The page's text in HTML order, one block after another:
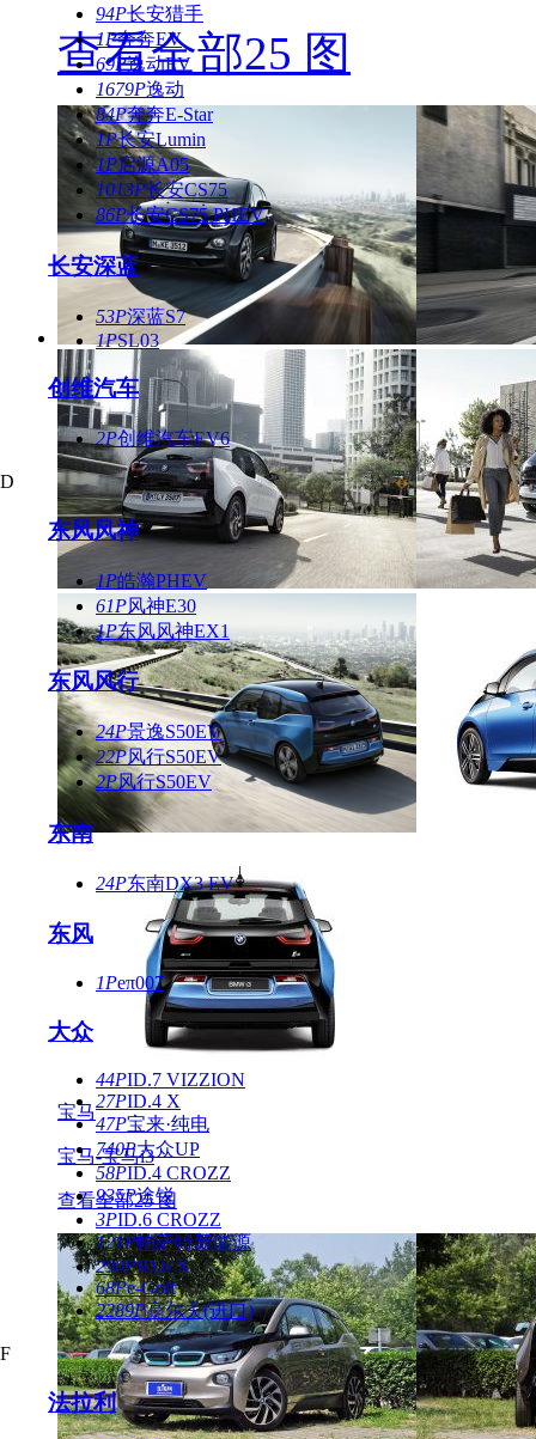
94P长安猎手
1P奔奔EV
69P逸动EV
1679P逸动
84P奔奔E-Star
1P长安Lumin
1P启源A05
1013P长安CS75
86P长安CS75 PHEV
长安深蓝
53P深蓝S7
1PSL03
创维汽车
2P创维汽车EV6
D
东风风神
1P皓瀚PHEV
61P风神E30
1P东风风神EX1
东风风行
24P景逸S50EV
22P风行S50EV
2P风行S50EV
东南
24P东南DX3 EV
东风
1Peπ007
大众
44PID.7 VIZZION
27PID.4 X
47P宝来·纯电
740P大众UP
58PID.4 CROZZ
935P途锐
3PID.6 CROZZ
121P帕萨特新能源
290PID.6 X
68Pe-Golf
2289P高尔夫(进口)
F
法拉利
查看全部25 图
宝马
宝马-宝马i3
查看全部25 图